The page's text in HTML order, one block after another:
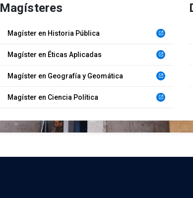
Magísteres
Magíster en Historia Pública launch
Magíster en Éticas Aplicadas launch
Magíster en Geografía y Geomática launch
Magíster en Ciencia Política launch